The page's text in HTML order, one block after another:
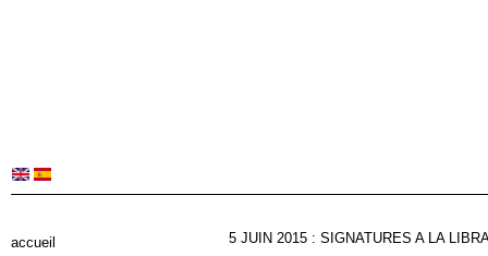
5 JUIN 2015 : SIGNATURES A LA
accueil